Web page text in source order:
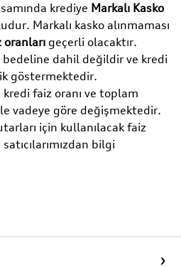
krediye Markalı Kasko
Markalı kasko alınmaması
geçerli olacaktır.
dahil değildir ve kredi
göstermektedir.
faiz oranı ve toplam
vadeye göre değişmektedir.
için kullanılacak faiz
bilgi